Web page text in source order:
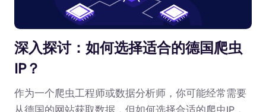
深入探讨：如何选择适合的德国爬虫
IP？
作为一个爬虫工程师或数据分析师，你可能经常需要
从德国的网站获取数据，但如何选择合适的爬虫IP，